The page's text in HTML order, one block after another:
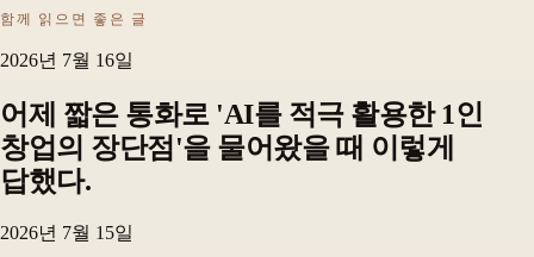
함께 읽으면 좋은 글
2026년 7월 16일
어제 짧은 통화로 'AI를 적극 활용한 1인
창업의 장단점'을 물어왔을 때 이렇게
답했다.
2026년 7월 15일